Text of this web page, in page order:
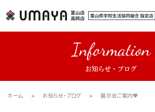
Information
お知らせ・ブログ
ホーム お知らせ・ブログ 展示会ご案内🧡